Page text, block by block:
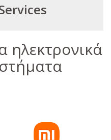
ηλεκτρονικά